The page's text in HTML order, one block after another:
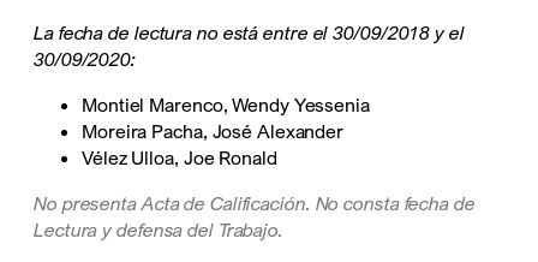
La fecha de lectura no está entre el 30/09/2018 y el
30/09/2020:
Montiel Marenco, Wendy Yessenia
Moreira Pacha, José Alexander
Vélez Ulloa, Joe Ronald
No presenta Acta de Calificación. No consta fecha de
Lectura y defensa del Trabajo.